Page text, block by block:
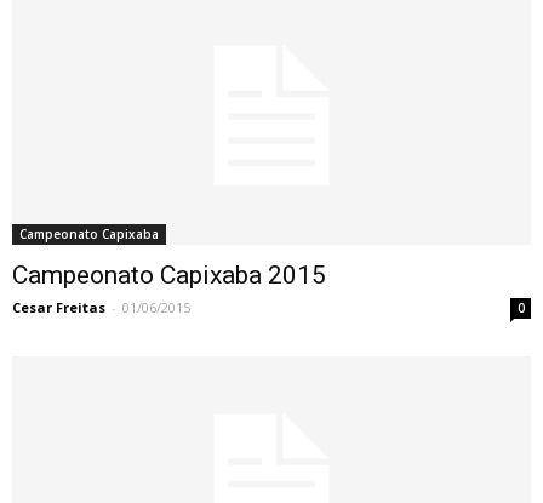
Campeonato Capixaba
Campeonato Capixaba 2015
Cesar Freitas - 01/06/2015 0